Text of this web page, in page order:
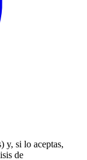
y, si lo aceptas,
de